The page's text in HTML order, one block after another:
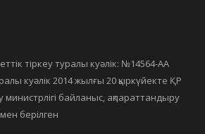
тіркеу туралы куәлік: №14564-АА
куәлік 2014 жылғы 20 қыркүйекте ҚР
байланыс, ақпараттандыру
берілген